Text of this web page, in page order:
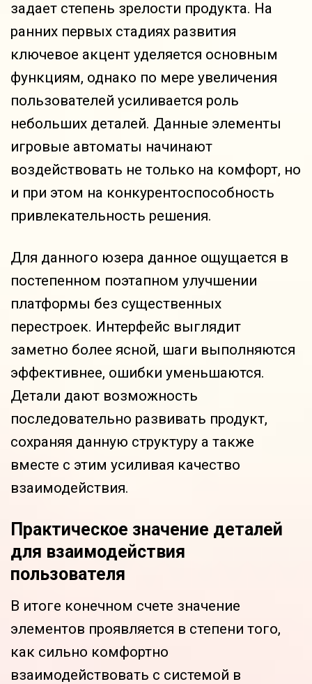
задает степень зрелости продукта. На
ранних первых стадиях развития
ключевое акцент уделяется основным
функциям, однако по мере увеличения
пользователей усиливается роль
небольших деталей. Данные элементы
игровые автоматы начинают
воздействовать не только на комфорт, но
и при этом на конкурентоспособность
привлекательность решения.
Для данного юзера данное ощущается в
постепенном поэтапном улучшении
платформы без существенных
перестроек. Интерфейс выглядит
заметно более ясной, шаги выполняются
эффективнее, ошибки уменьшаются.
Детали дают возможность
последовательно развивать продукт,
сохраняя данную структуру а также
вместе с этим усиливая качество
взаимодействия.
Практическое значение деталей
для взаимодействия
пользователя
В итоге конечном счете значение
элементов проявляется в степени того,
как сильно комфортно
взаимодействовать с системой в